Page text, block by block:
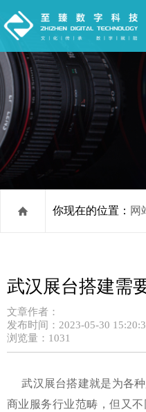
你现在的位置： 网
武汉展台搭建需
文章作者：
发布时间：2023-05-30
浏览量：1031
武汉展台搭建就是为各种
商业服务行业范畴，但又